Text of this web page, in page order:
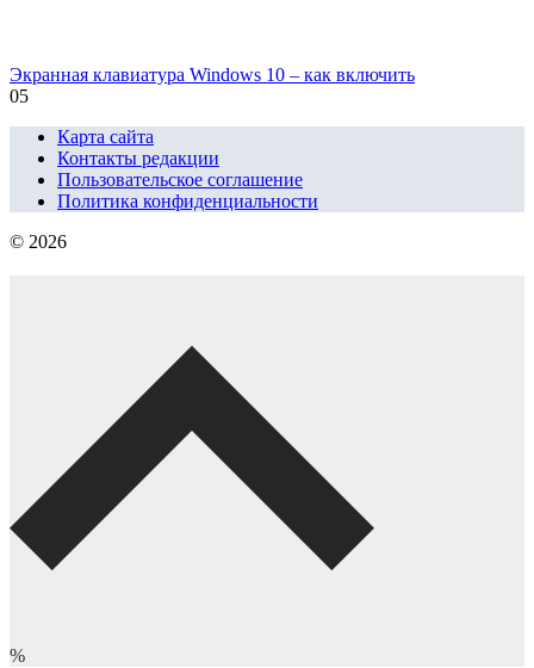
Экранная клавиатура Windows 10 – как включить
05
Карта сайта
Контакты редакции
Пользовательское соглашение
Политика конфиденциальности
© 2026
%